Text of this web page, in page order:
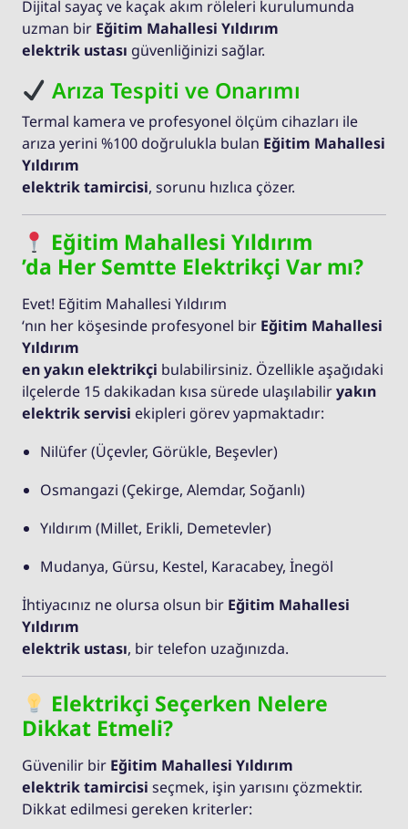
Dijital sayaç ve kaçak akım röleleri kurulumunda
uzman bir Eğitim Mahallesi Yıldırım
elektrik ustası güvenliğinizi sağlar.
Arıza Tespiti ve Onarımı
Termal kamera ve profesyonel ölçüm cihazları ile
arıza yerini %100 doğrulukla bulan Eğitim Mahallesi
Yıldırım
elektrik tamircisi, sorunu hızlıca çözer.
Eğitim Mahallesi Yıldırım
’da Her Semtte Elektrikçi Var mı?
Evet! Eğitim Mahallesi Yıldırım
‘nın her köşesinde profesyonel bir Eğitim Mahallesi
Yıldırım
en yakın elektrikçi bulabilirsiniz. Özellikle aşağıdaki
ilçelerde 15 dakikadan kısa sürede ulaşılabiliryakın
elektrik servisi ekipleri görev yapmaktadır:
Nilüfer (Üçevler, Görükle, Beşevler)
Osmangazi (Çekirge, Alemdar, Soğanlı)
Yıldırım (Millet, Erikli, Demetevler)
Mudanya, Gürsu, Kestel, Karacabey, İnegöl
İhtiyacınız ne olursa olsun bir Eğitim Mahallesi
Yıldırım
elektrik ustası, bir telefon uzağınızda.
Elektrikçi Seçerken Nelere
Dikkat Etmeli?
Güvenilir bir Eğitim Mahallesi Yıldırım
elektrik tamircisi seçmek, işin yarısını çözmektir.
Dikkat edilmesi gereken kriterler: